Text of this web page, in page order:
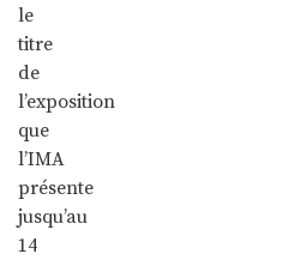
le
titre
de
l’exposition
que
l’IMA
présente
jusqu’au
14